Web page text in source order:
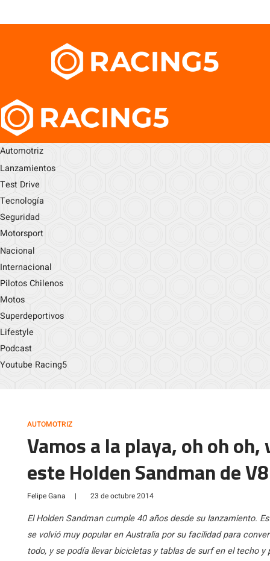
Automotriz
Lanzamientos
Test Drive
Tecnología
Seguridad
Motorsport
Nacional
Internacional
Pilotos Chilenos
Motos
Superdeportivos
Lifestyle
Podcast
Youtube Racing5
AUTOMOTRIZ
Vamos a la playa, oh oh
este Holden Sandman de
Felipe Gana | 23 de octubre 2014
El Holden Sandman cumple 40 años desde su lanzamiento.
se volvió muy popular en Australia por su facilidad para
todo, y se podía llevar bicicletas y tablas de surf en el techo y